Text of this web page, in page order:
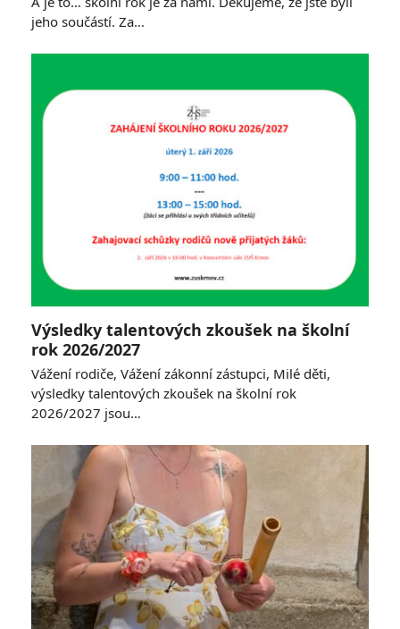
jeho součástí. Za…
Výsledky talentových zkoušek na školní
rok 2026/2027
Vážení rodiče, Vážení zákonní zástupci, Milé děti,
výsledky talentových zkoušek na školní rok
2026/2027 jsou…